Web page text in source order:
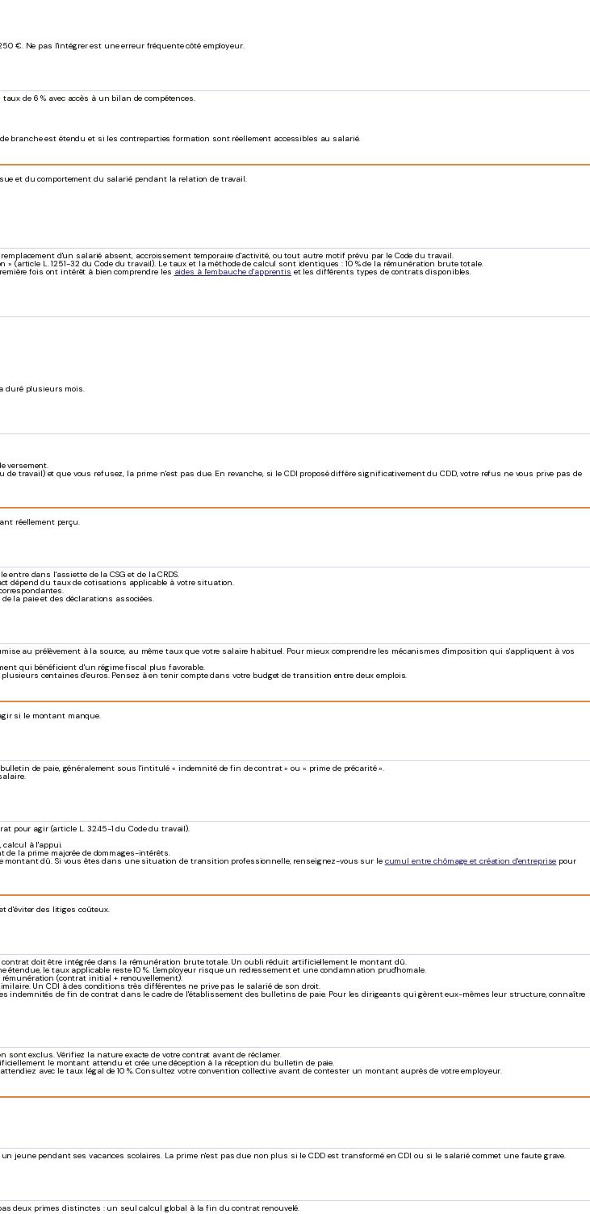
€. Ne pas l'intégrer est une erreur fréquente côté employeur.
de 6 % avec accès à un bilan de compétences.
branche est étendu et si les contreparties formation sont réellement accessibles au salarié.
et du comportement du salarié pendant la relation de travail.
d'un salarié absent, accroissement temporaire d'activité, ou tout autre motif prévu par le Code du travail.
L. 1251-32 du Code du travail). Le taux et la méthode de calcul sont identiques : 10 % de la rémunération brute totale.
fois ont intérêt à bien comprendre les aides à l'embauche d'apprentis et les différents types de contrats disponibles.
duré plusieurs mois.
versement.
travail) et que vous refusez, la prime n'est pas due. En revanche, si le CDI proposé diffère significativement du CDD, votre refus ne vous prive pas de
réellement perçu.
dans l'assiette de la CSG et de la CRDS.
dépend du taux de cotisations applicable à votre situation.
la paie et des déclarations associées.
au prélèvement à la source, au même taux que votre salaire habituel. Pour mieux comprendre les mécanismes d'imposition qui s'appliquent à vos
qui bénéficient d'un régime fiscal plus favorable.
centaines d'euros. Pensez à en tenir compte dans votre budget de transition entre deux emplois.
si le montant manque.
de paie, généralement sous l'intitulé « indemnité de fin de contrat » ou « prime de précarité ».
pour agir (article L. 3245-1 du Code du travail).
calcul à l'appui.
de la prime majorée de dommages-intérêts.
montant dû. Si vous êtes dans une situation de transition professionnelle, renseignez-vous sur le cumul entre chômage et création d'entreprise pour
d'éviter des litiges coûteux.
contrat doit être intégrée dans la rémunération brute totale. Un oubli réduit artificiellement le montant dû.
le taux applicable reste 10 %. L'employeur risque un redressement et une condamnation prud'homale.
(contrat initial + renouvellement).
Un CDI à des conditions très différentes ne prive pas le salarié de son droit.
indemnités de fin de contrat dans le cadre de l'établissement des bulletins de paie. Pour les dirigeants qui gèrent eux-mêmes leur structure, connaître
exclus. Vérifiez la nature exacte de votre contrat avant de réclamer.
le montant attendu et crée une déception à la réception du bulletin de paie.
avec le taux légal de 10 %. Consultez votre convention collective avant de contester un montant auprès de votre employeur.
jeune pendant ses vacances scolaires. La prime n'est pas due non plus si le CDD est transformé en CDI ou si le salarié commet une faute grave.
deux primes distinctes : un seul calcul global à la fin du contrat renouvelé.